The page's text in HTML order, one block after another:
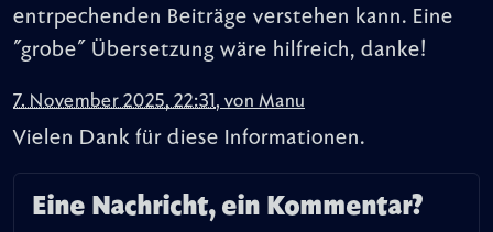
entrpechenden Beiträge verstehen kann. Eine
"grobe" Übersetzung wäre hilfreich, danke!
7. November 2025, 22:31 , von Manu
Vielen Dank für diese Informationen.
Eine Nachricht, ein Kommentar?